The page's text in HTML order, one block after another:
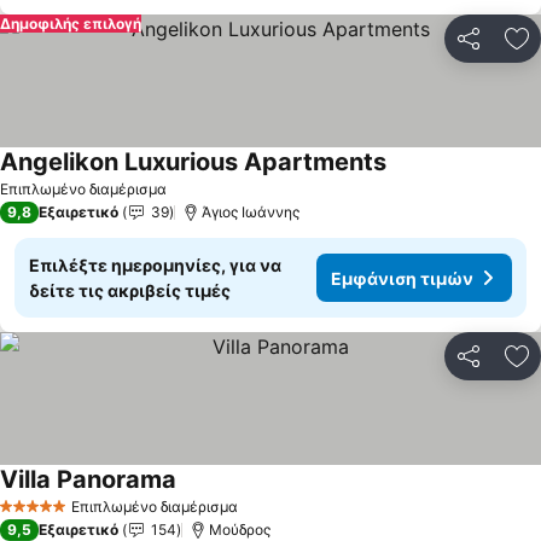
Δημοφιλής επιλογή
Επιπλωμένο διαμέρισμα
Αngelikon Luxurious ApartmentsΕμφάνιση τιμών
9,8 Εξαιρετικό 39 Άγιος Ιωάννης
Επιλέξτε ημερομηνίες, για να
δείτε τις ακριβείς τιμές
Εμφάνιση τιμών
5 Αστέρια Επιπλωμένο διαμέρισμα
Villa Panorama
9,5 Εξαιρετικό 154 Μούδρος